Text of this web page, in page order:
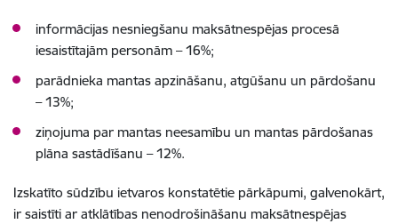
informācijas nesniegšanu maksātnespējas procesā
iesaistītajām personām – 16%;
parādnieka mantas apzināšanu, atgūšanu un pārdošanu
– 13%;
ziņojuma par mantas neesamību un mantas pārdošanas
plāna sastādīšanu – 12%.
Izskatīto sūdzību ietvaros konstatētie pārkāpumi, galvenokārt,
ir saistīti ar atklātības nenodrošināšanu maksātnespējas